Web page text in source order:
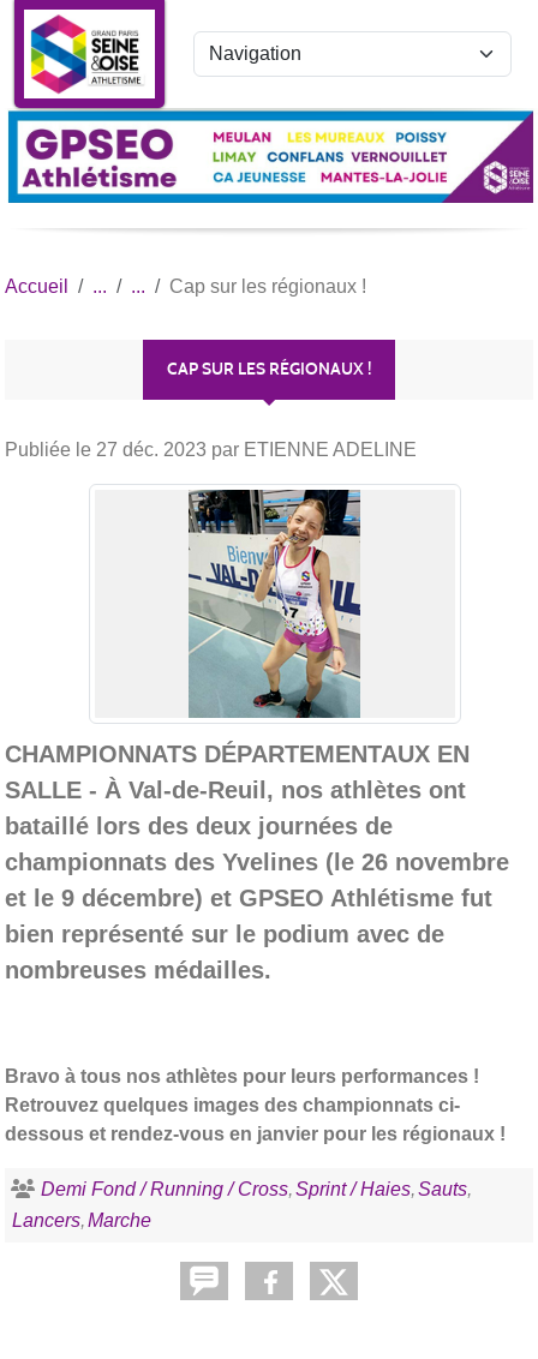
Accueil Cap sur les régionaux !
CAP SUR LES RÉGIONAUX !
Publiée le 27 déc. 2023 par ETIENNE ADELINE
CHAMPIONNATS DÉPARTEMENTAUX EN
SALLE - À Val-de-Reuil, nos athlètes ont
bataillé lors des deux journées de
championnats des Yvelines (le 26 novembre
et le 9 décembre) et GPSEO Athlétisme fut
bien représenté sur le podium avec de
nombreuses médailles.
Bravo à tous nos athlètes pour leurs performances !
Retrouvez quelques images des championnats ci-
dessous et rendez-vous en janvier pour les régionaux !
Demi Fond / Running / Cross Sprint / Haies Sauts
Lancers Marche
Panneau de gestion des cookies